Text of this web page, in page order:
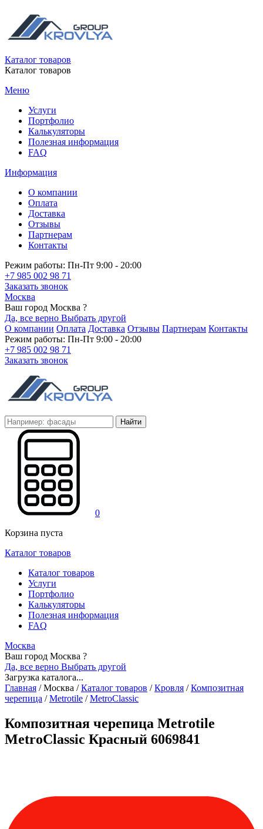
Каталог товаров
Каталог товаров
Меню
Услуги
Портфолио
Калькуляторы
Полезная информация
FAQ
Информация
О компании
Оплата
Доставка
Отзывы
Партнерам
Контакты
Режим работы: Пн-Пт 9:00 - 20:00
+7 985 002 98 71
Заказать звонок
Москва
Ваш город Москва ?
Да, все верно Выбрать другой
О компании Оплата Доставка Отзывы Партнерам Контакты
Режим работы: Пн-Пт 9:00 - 20:00
+7 985 002 98 71
Заказать звонок
Найти
0
Корзина пуста
Каталог товаров
Каталог товаров
Услуги
Портфолио
Калькуляторы
Полезная информация
FAQ
Москва
Ваш город Москва ?
Да, все верно Выбрать другой
Загрузка каталога...
Главная /Москва / Каталог товаров / Кровля / Композитная
черепица / Metrotile / MetroClassic
Композитная черепица Metrotile
MetroClassic Красный 6069841